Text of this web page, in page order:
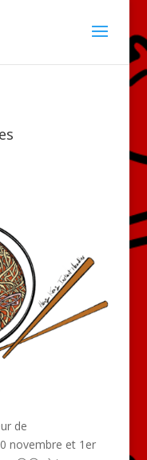
de
novembre et 1er